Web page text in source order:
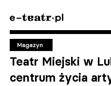
Magazyn
Teatr Miejski w
centrum życia